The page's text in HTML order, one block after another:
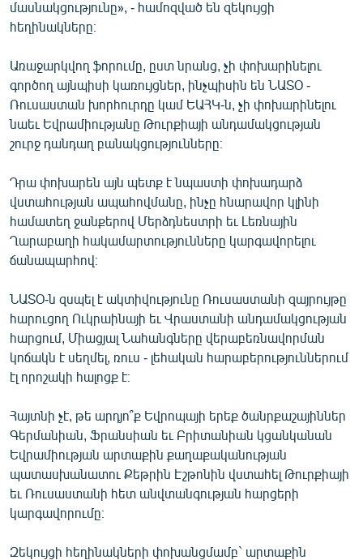
մասնակցությունը», - համոզված են զեկույցի
հեղինակները։
Առաջարկվող ֆորումը, ըստ նրանց, չի փոխարինելու
գործող այնպիսի կառույցներ, ինչպիսին են ՆԱՏՕ -
Ռուսաստան խորհուրդը կամ ԵԱՀԿ-ն, չի փոխարինելու
նաեւ Եվրամիությանը Թուրքիայի անդամակցության
շուրջ դանդաղ բանակցությունները։
Դրա փոխարեն այն պետք է նպաստի փոխադարձ
վստահության ապահովմանը, ինչը հնարավոր կլինի
համատեղ ջանքերով Մերձդնեստրի եւ Լեռնային
Ղարաբաղի հակամարտությունները կարգավորելու
ճանապարհով։
ՆԱՏՕ-ն զսպել է ակտիվությունը Ռուսաստանի զայրույթը
հարուցող Ուկրաինայի եւ Վրաստանի անդամակցության
հարցում, Միացյալ Նահանգները վերաբեռնավորման
կոճակն է սեղմել, ռուս - լեհական հարաբերություններում
էլ որոշակի հալոցք է։
Հայտնի չէ, թե արդյո՞ք Եվրոպայի երեք ծանրքաշայիններ
Գերմանիան, Ֆրանսիան եւ Բրիտանիան կցանկանան
Եվրամիության արտաքին քաղաքականության
պատասխանատու Քեթրին Էշթոնին վստահել Թուրքիայի
եւ Ռուսաստանի հետ անվտանգության հարցերի
կարգավորումը։
Զեկույցի հեղինակների փոխանցմամբ` արտաքին